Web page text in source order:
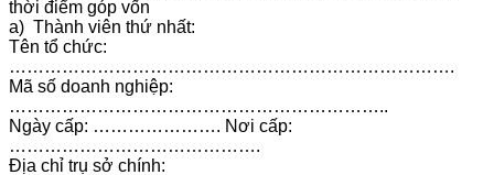
thời điểm góp vốn
a) Thành viên thứ nhất:
Tên tổ chức:
………………………………………………………………….
Mã số doanh nghiệp:
………………………………………………………..
Ngày cấp: …………………. Nơi cấp:
…………………………………….
Địa chỉ trụ sở chính: